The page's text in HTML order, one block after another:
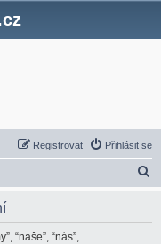
Přihlásit se
Registrovat
“naše”, “nás”,